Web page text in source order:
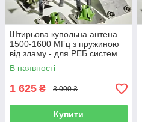
Штирьова купольна антена
1500-1600 МГц з пружиною
від зламу - для РЕБ систем
В наявності
1 625 ₴ 3 000 ₴
Купити